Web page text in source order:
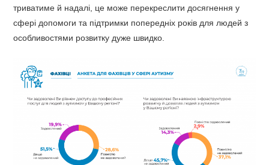
триватиме й надалі, це може перекреслити досягнення у
сфері допомоги та підтримки попередніх років для людей з
особливостями розвитку дуже швидко.